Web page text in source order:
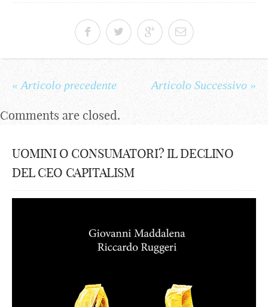
« Articolo precedente Articolo Successivo »
Comments are closed.
UOMINI O CONSUMATORI? IL DECLINO
DEL CEO CAPITALISM